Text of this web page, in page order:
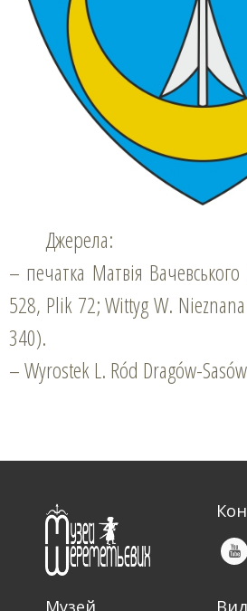
Джерела:
– печатка Матвія
528, Plik 72; Wittyg W.
340).
– Wyrostek L. Ród Dragów-
Музей